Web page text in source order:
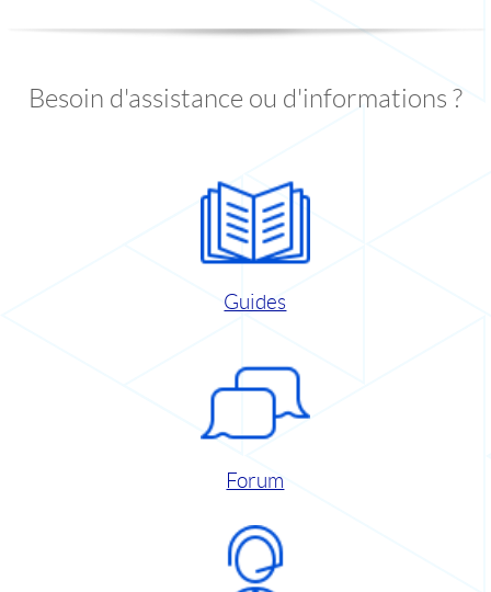
Besoin d'assistance ou d'informations ?
Guides
Forum